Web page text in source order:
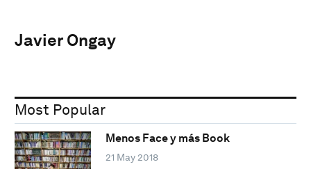
Javier Ongay
Most Popular
Menos Face y más Book
21 May 2018